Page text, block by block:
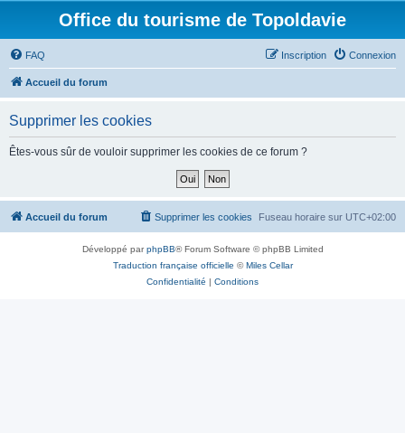
Office du tourisme de Topoldavie
FAQ Connexion
Inscription
Accueil du forum
Supprimer les cookies
Êtes-vous sûr de vouloir supprimer les cookies de ce forum ?
Accueil du forum Fuseau horaire sur UTC+02:00
Supprimer les cookies
Développé parphpBB® Forum Software © phpBB Limited
Traduction française officielle ©Miles Cellar
Confidentialité | Conditions